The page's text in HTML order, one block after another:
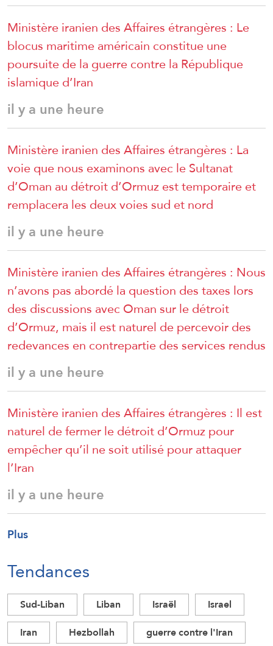
Ministère iranien des Affaires étrangères : Le
blocus maritime américain constitue une
poursuite de la guerre contre la République
islamique d’Iran
il y a une heure
Ministère iranien des Affaires étrangères : La
voie que nous examinons avec le Sultanat
d’Oman au détroit d’Ormuz est temporaire et
remplacera les deux voies sud et nord
il y a une heure
Ministère iranien des Affaires étrangères : Nous
n’avons pas abordé la question des taxes lors
des discussions avec Oman sur le détroit
d’Ormuz, mais il est naturel de percevoir des
redevances en contrepartie des services rendus
il y a une heure
Ministère iranien des Affaires étrangères : Il est
naturel de fermer le détroit d’Ormuz pour
empêcher qu’il ne soit utilisé pour attaquer
l’Iran
il y a une heure
Plus
Tendances
Sud-Liban Liban Israël
Israel
Iran
Hezbollah
guerre contre l'Iran